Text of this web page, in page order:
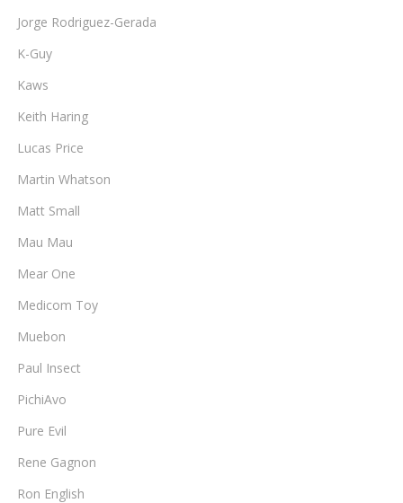
Jorge Rodriguez-Gerada
K-Guy
Kaws
Keith Haring
Lucas Price
Martin Whatson
Matt Small
Mau Mau
Mear One
Medicom Toy
Muebon
Paul Insect
PichiAvo
Pure Evil
Rene Gagnon
Ron English